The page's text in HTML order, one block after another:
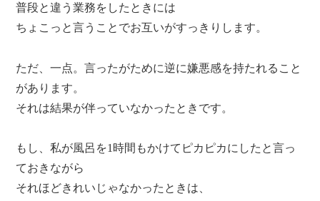
普段と違う業務をしたときには
ちょこっと言うことでお互いがすっきりします。
ただ、一点。言ったがために逆に嫌悪感を持たれること
があります。
それは結果が伴っていなかったときです。
もし、私が風呂を1時間もかけてピカピカにしたと言っ
ておきながら
それほどきれいじゃなかったときは、